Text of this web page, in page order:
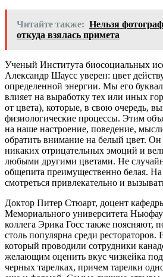
Читайте также: Нельзя
откуда взялась примета
Ученый Института биосоциальных
Александр Шаусс уверен: цвет
определенной энергии. Мы его
влияет на выработку тех или иных
от цвета), которые, в свою очередь,
физиологические процессы. Этим
на наше настроение, поведение,
обратить внимание на белый цвет.
никаких отрицательных эмоций и
любыми другими цветами. Не
общепита преимущественно белая.
смотреться привлекательно и
Доктор Питер Стюарт, доцент
Мемориального университета
коллега Эрика Госс также поясняют,
столь популярна среди рестораторов.
который проводили сотрудники
желающим оценить вкус чизкейка
черных тарелках, причем тарелки